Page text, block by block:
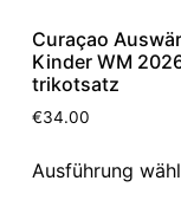
Curaçao
Kinder WM
trikotsatz
€34.00
Ausführung